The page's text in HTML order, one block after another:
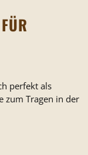
perfekt als
zum Tragen in der